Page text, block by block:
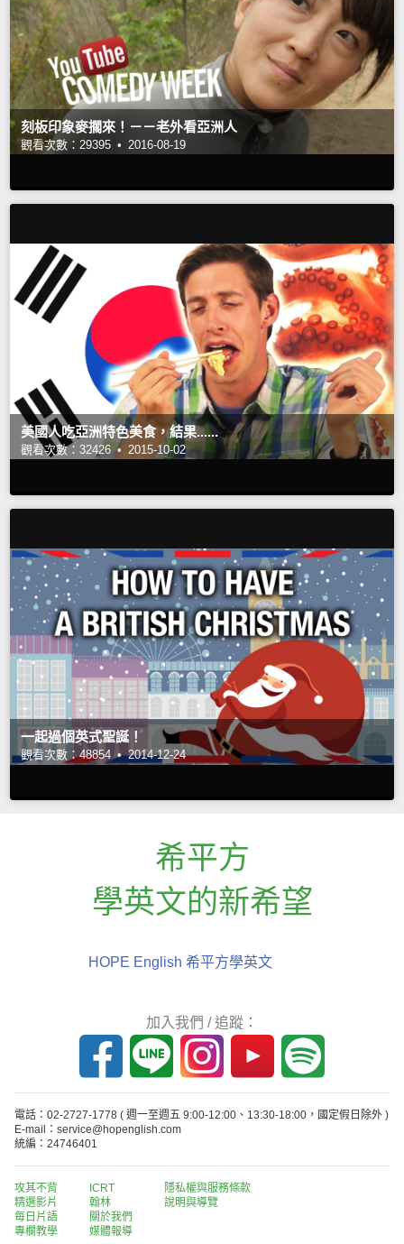
刻板印象麥擱來！－－老外看亞洲人
觀看次數：29395 • 2016-08-19
美國人吃亞洲特色美食，結果......
觀看次數：32426 • 2015-10-02
一起過個英式聖誕！
觀看次數：48854 • 2014-12-24
希平方
學英文的新希望
HOPE English 希平方學英文
加入我們 / 追蹤：
電話：02-2727-1778 ( 週一至週五 9:00-12:00、13:30-18:00，國定假日除外 )
E-mail：service@hopenglish.com
統編：24746401
攻其不背
精選影片
每日片語
專欄教學
ICRT
翰林
關於我們
媒體報導
隱私權與服務條款
說明與導覽